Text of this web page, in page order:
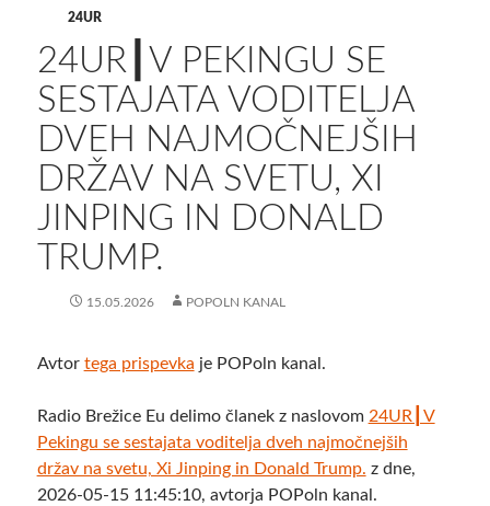
24UR
24UR┃V PEKINGU SE
SESTAJATA VODITELJA
DVEH NAJMOČNEJŠIH
DRŽAV NA SVETU, XI
JINPING IN DONALD
TRUMP.
15.05.2026 POPOLN KANAL
Avtor tega prispevka je POPoln kanal.
Radio Brežice Eu delimo članek z naslovom 24UR┃V
Pekingu se sestajata voditelja dveh najmočnejših
držav na svetu, Xi Jinping in Donald Trump. z dne,
2026-05-15 11:45:10, avtorja POPoln kanal.